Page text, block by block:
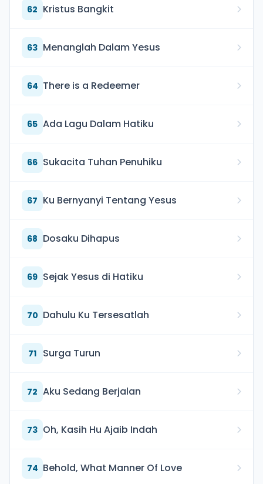
62 Kristus Bangkit
63 Menanglah Dalam Yesus
64 There is a Redeemer
65 Ada Lagu Dalam Hatiku
66 Sukacita Tuhan Penuhiku
67 Ku Bernyanyi Tentang Yesus
68 Dosaku Dihapus
69 Sejak Yesus di Hatiku
70 Dahulu Ku Tersesatlah
71 Surga Turun
72 Aku Sedang Berjalan
73 Oh, Kasih Hu Ajaib Indah
74 Behold, What Manner Of Love